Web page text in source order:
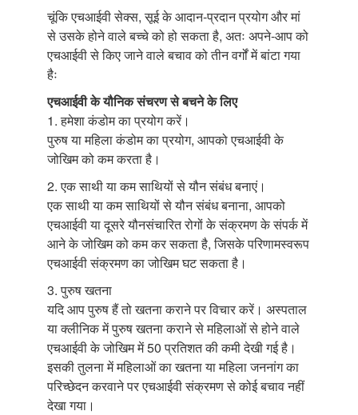
चूंकि एचआईवी सेक्स, सूई के आदान-प्रदान प्रयोग और मां
से उसके होने वाले बच्चे को हो सकता है, अतः अपने-आप को
एचआईवी से किए जाने वाले बचाव को तीन वर्गों में बांटा गया
हैः
एचआईवी के यौनिक संचरण से बचने के लिए
1. हमेशा कंडोम का प्रयोग करें।
पुरुष या महिला कंडोम का प्रयोग, आपको एचआईवी के
जोखिम को कम करता है।
2. एक साथी या कम साथियों से यौन संबंध बनाएं।
एक साथी या कम साथियों से यौन संबंध बनाना, आपको
एचआईवी या दूसरे यौनसंचारित रोगों के संक्रमण के संपर्क में
आने के जोखिम को कम कर सकता है, जिसके परिणामस्वरूप
एचआईवी संक्रमण का जोखिम घट सकता है।
3. पुरुष खतना
यदि आप पुरुष हैं तो खतना कराने पर विचार करें। अस्पताल
या क्लीनिक में पुरुष खतना कराने से महिलाओं से होने वाले
एचआईवी के जोखिम में 50 प्रतिशत की कमी देखी गई है।
इसकी तुलना में महिलाओं का खतना या महिला जननांग का
परिच्छेदन करवाने पर एचआईवी संक्रमण से कोई बचाव नहीं
देखा गया।